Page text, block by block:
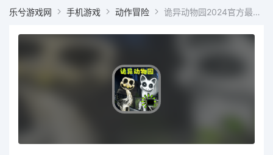
乐兮游戏网 手机游戏 动作冒险 诡异动物园2024官方最新版 V1.0.0